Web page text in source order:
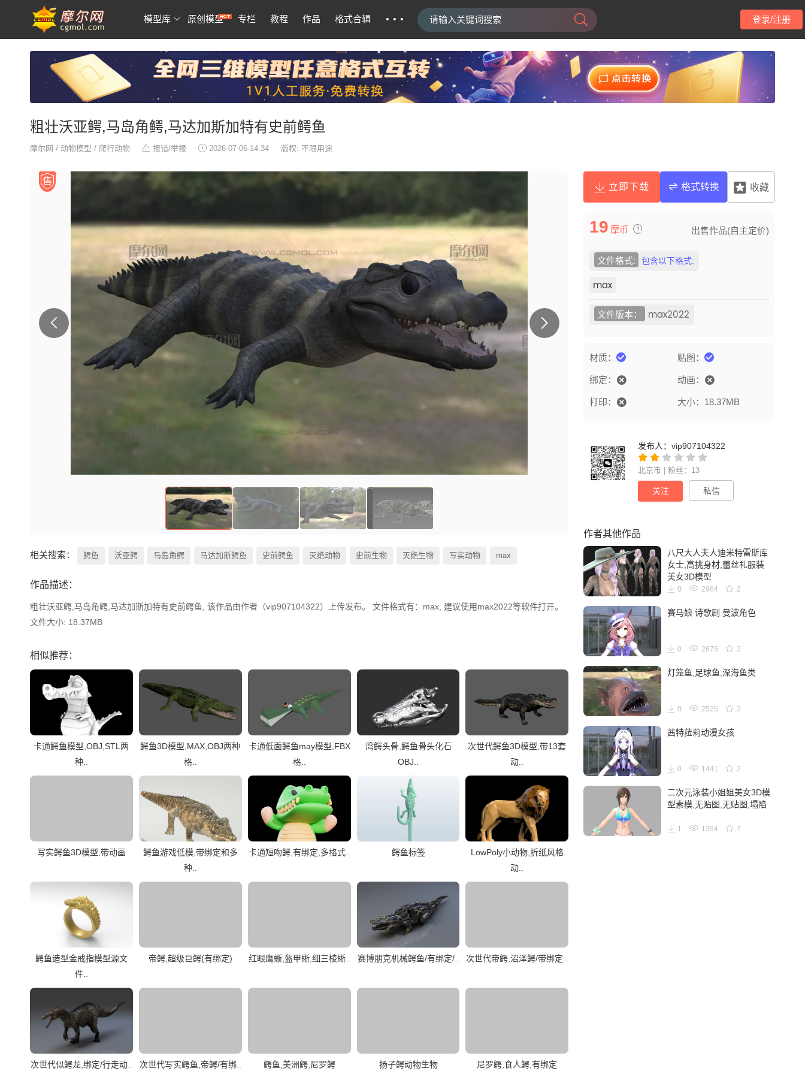
模型库 原创模型 专栏 教程 作品 格式合辑 ··· 登录/注册
粗壮沃亚鳄,马岛角鳄,马达加斯加特有史前鳄鱼
摩尔网 / 动物模型 / 爬行动物 报错/举报 2026-07-06 14:34 版权: 不限用途
相关搜索： 鳄鱼 沃亚鳄 马岛角鳄 马达加斯鳄鱼 史前鳄鱼 灭绝动物 史前生物 灭绝生物 写实动物 max
作品描述：
粗壮沃亚鳄,马岛角鳄,马达加斯加特有史前鳄鱼, 该作品由作者（vip907104322）上传发布。 文件格式有：max, 建议使用max2022等软件打开。
文件大小: 18.37MB
相似推荐：
卡通鳄鱼模型,OBJ,STL两
种..
鳄鱼3D模型,MAX,OBJ两种
格..
卡通低面鳄鱼may模型,FBX
格..
湾鳄头骨,鳄鱼骨头化石
OBJ..
次世代鳄鱼3D模型,带13套
动..
写实鳄鱼3D模型,带动画
鳄鱼游戏低模,带绑定和多
种..
卡通短吻鳄,有绑定,多格式.. 鳄鱼标签
LowPoly小动物,折纸风格
动..
鳄鱼造型金戒指模型源文
件..
帝鳄,超级巨鳄(有绑定) 红眼鹰蜥,盔甲蜥,细三棱蜥.. 赛博朋克机械鳄鱼/有绑定/.. 次世代帝鳄,沼泽鳄/带绑定..
次世代似鳄龙,绑定/行走动.. 次世代写实鳄鱼,帝鳄/有绑.. 鳄鱼,美洲鳄,尼罗鳄 扬子鳄动物生物 尼罗鳄,食人鳄,有绑定
立即下载 格式转换 收藏
19 摩币 出售作品(自主定价)
文件格式: 包含以下格式:
max
文件版本： max2022
材质： 贴图：
绑定： 动画：
打印： 大小：18.37MB
发布人：vip907104322
北京市 | 粉丝：13
关注 私信
作者其他作品
八尺大人夫人迪米特雷斯库
女士,高挑身材,蕾丝礼服装
美女3D模型
0 2964 2
赛马娘 诗歌剧 曼波角色
0 2675 2
灯笼鱼,足球鱼,深海鱼类
0 2525 2
茜特菈莉动漫女孩
0 1441 2
二次元泳装小姐姐美女3D模
型素模,无贴图,无贴图,塌陷
1 1394 7